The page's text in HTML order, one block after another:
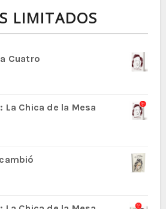
LIMITADOS
Cuatro
La Chica de la Mesa